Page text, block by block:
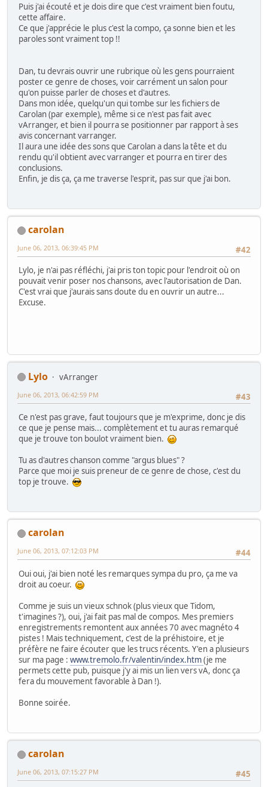
Puis j'ai écouté et je dois dire que c'est vraiment bien foutu,
cette affaire.
Ce que j'apprécie le plus c'est la compo, ça sonne bien et les
paroles sont vraiment top !!
Dan, tu devrais ouvrir une rubrique où les gens pourraient
poster ce genre de choses, voir carrément un salon pour
qu'on puisse parler de choses et d'autres.
Dans mon idée, quelqu'un qui tombe sur les fichiers de
Carolan (par exemple), même si ce n'est pas fait avec
vArranger, et bien il pourra se positionner par rapport à ses
avis concernant varranger.
Il aura une idée des sons que Carolan a dans la tête et du
rendu qu'il obtient avec varranger et pourra en tirer des
conclusions.
Enfin, je dis ça, ça me traverse l'esprit, pas sur que j'ai bon.
carolan
#42
June 06, 2013, 06:39:45 PM
Lylo, je n'ai pas réfléchi, j'ai pris ton topic pour l'endroit où on
pouvait venir poser nos chansons, avec l'autorisation de Dan.
C'est vrai que j'aurais sans doute du en ouvrir un autre...
Excuse.
Lylo
vArranger
#43
June 06, 2013, 06:42:59 PM
Ce n'est pas grave, faut toujours que je m'exprime, donc je dis
ce que je pense mais... complètement et tu auras remarqué
que je trouve ton boulot vraiment bien.
Tu as d'autres chanson comme "argus blues" ?
Parce que moi je suis preneur de ce genre de chose, c'est du
top je trouve.
carolan
#44
June 06, 2013, 07:12:03 PM
Oui oui, j'ai bien noté les remarques sympa du pro, ça me va
droit au coeur.
Comme je suis un vieux schnok (plus vieux que Tidom,
t'imagines ?), oui, j'ai fait pas mal de compos. Mes premiers
enregistrements remontent aux années 70 avec magnéto 4
pistes ! Mais techniquement, c'est de la préhistoire, et je
préfère ne faire écouter que les trucs récents. Y'en a plusieurs
sur ma page : www.tremolo.fr/valentin/index.htm(je me
permets cette pub, puisque j'y ai mis un lien vers vA, donc ça
fera du mouvement favorable à Dan !).
Bonne soirée.
carolan
#45
June 06, 2013, 07:15:27 PM